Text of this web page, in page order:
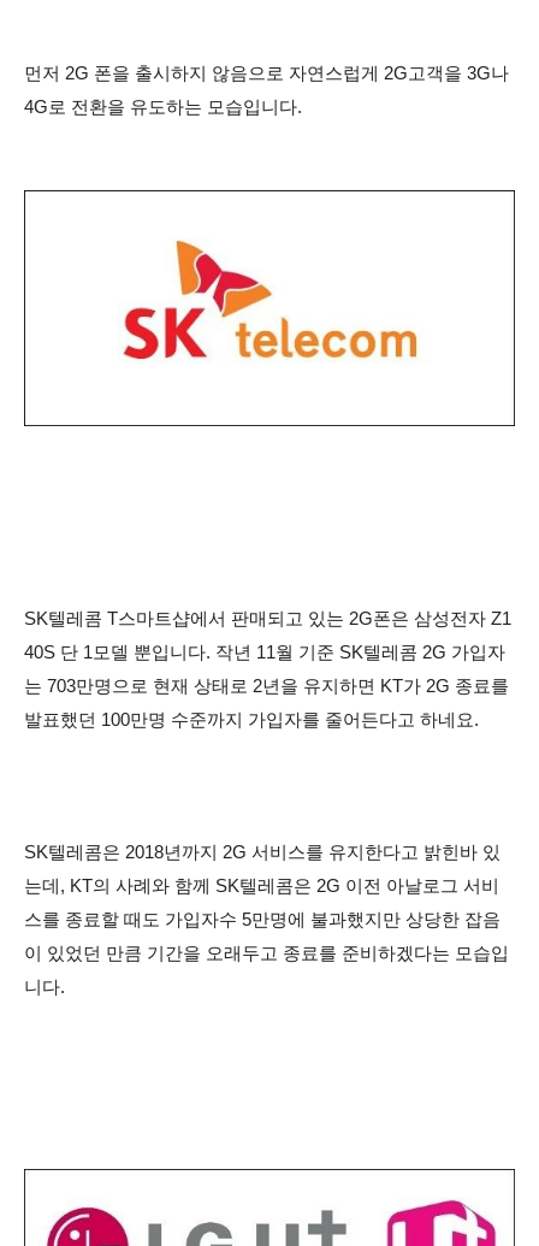
먼저 2G 폰을 출시하지 않음으로 자연스럽게 2G고객을 3G나
4G로 전환을 유도하는 모습입니다.
SK텔레콤 T스마트샵에서 판매되고 있는 2G폰은 삼성전자 Z1
40S 단 1모델 뿐입니다. 작년 11월 기준 SK텔레콤 2G 가입자
는 703만명으로 현재 상태로 2년을 유지하면 KT가 2G 종료를
발표했던 100만명 수준까지 가입자를 줄어든다고 하네요.
SK텔레콤은 2018년까지 2G 서비스를 유지한다고 밝힌바 있
는데, KT의 사례와 함께 SK텔레콤은 2G 이전 아날로그 서비
스를 종료할 때도 가입자수 5만명에 불과했지만 상당한 잡음
이 있었던 만큼 기간을 오래두고 종료를 준비하겠다는 모습입
니다.